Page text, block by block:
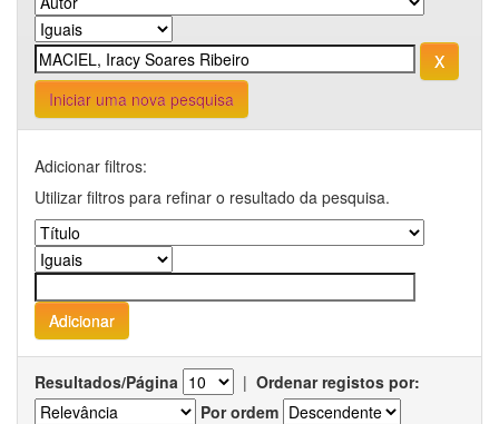
Iniciar uma nova pesquisa
Adicionar filtros:
Utilizar filtros para refinar o resultado da pesquisa.
Resultados/Página | Ordenar registos por:
Por ordem